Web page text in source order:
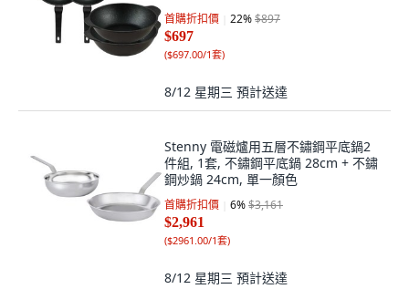
色
首購折扣價 22%$897
$697
($697.00/1套)
8/12 星期三 預計送達
Stenny 電磁爐用五層不鏽鋼平底鍋2
件組, 1套, 不鏽鋼平底鍋 28cm + 不鏽
鋼炒鍋 24cm, 單一顏色
首購折扣價 6%$3,161
$2,961
($2961.00/1套)
8/12 星期三 預計送達